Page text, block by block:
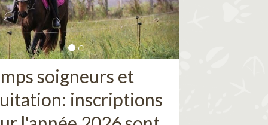
soigneurs et
inscriptions